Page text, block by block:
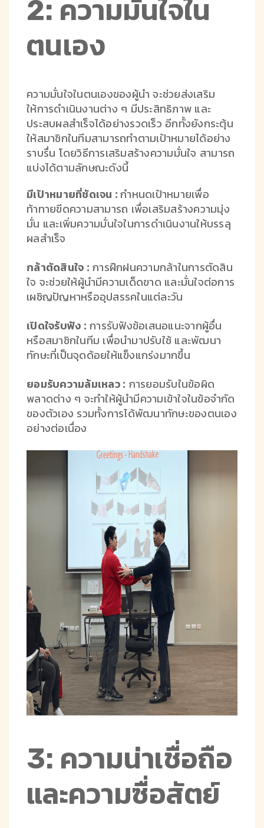
2: ความมั่นใจใน
ตนเอง
ความมั่นใจในตนเองของผู้นำ จะช่วยส่งเสริม
ให้การดำเนินงานต่าง ๆ มีประสิทธิภาพ และ
ประสบผลสำเร็จได้อย่างรวดเร็ว อีกทั้งยังกระตุ้น
ให้สมาชิกในทีมสามารถทำตามเป้าหมายได้อย่าง
ราบรื่น โดยวิธีการเสริมสร้างความมั่นใจ สามารถ
แบ่งได้ตามลักษณะดังนี้
มีเป้าหมายที่ชัดเจน :กำหนดเป้าหมายเพื่อ
ท้าทายขีดความสามารถ เพื่อเสริมสร้างความมุ่ง
มั่น และเพิ่มความมั่นใจในการดำเนินงานให้บรรลุ
ผลสำเร็จ
กล้าตัดสินใจ : การฝึกฝนความกล้าในการตัดสิน
ใจ จะช่วยให้ผู้นำมีความเด็ดขาด และมั่นใจต่อการ
เผชิญปัญหาหรืออุปสรรคในแต่ละวัน
เปิดใจรับฟัง : การรับฟังข้อเสนอแนะจากผู้อื่น
หรือสมาชิกในทีม เพื่อนำมาปรับใช้ และพัฒนา
ทักษะที่เป็นจุดด้อยให้แข็งแกร่งมากขึ้น
ยอมรับความล้มเหลว : การยอมรับในข้อผิด
พลาดต่าง ๆ จะทำให้ผู้นำมีความเข้าใจในข้อจำกัด
ของตัวเอง รวมทั้งการได้พัฒนาทักษะของตนเอง
อย่างต่อเนื่อง
3: ความน่าเชื่อถือ
และความซื่อสัตย์